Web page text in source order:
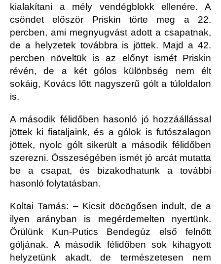
kialakítani a mély vendégblokk ellenére. A
csöndet először Priskin törte meg a 22.
percben, ami megnyugvást adott a csapatnak,
de a helyzetek továbbra is jöttek. Majd a 42.
percben növeltük is az előnyt ismét Priskin
révén, de a két gólos különbség nem élt
sokáig, Kovács lőtt nagyszerű gólt a túloldalon
is.
A második félidőben hasonló jó hozzáállással
jöttek ki fiataljaink, és a gólok is futószalagon
jöttek, nyolc gólt sikerült a második félidőben
szerezni. Összeségében ismét jó arcát mutatta
be a csapat, és bizakodhatunk a további
hasonló folytatásban.
Koltai Tamás: – Kicsit döcögősen indult, de a
ilyen arányban is megérdemelten nyertünk.
Örülünk Kun-Putics Bendegúz első felnőtt
góljának. A második félidőben sok kihagyott
helyzetünk akadt, de természetesen nem